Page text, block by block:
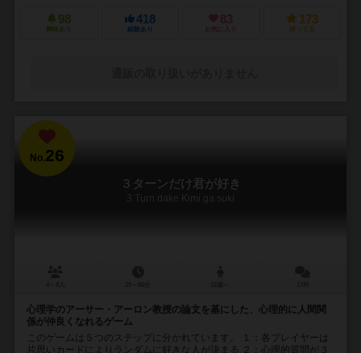
98
興味あり
418
経験あり
83
お気に入り
173
持ってる
No.26
３ターンだけ君が好き
3 Turn dake Kimi ga suki
心理学のアーサー・アーロン教授の論文を基にした、心理的に人間関
係が仲良くなれるゲーム
このゲームは５つのステップに分かれています。 １：各プレイヤーは
片思いカードによりランダムに好きな人が決まる ２：心理的質問が３